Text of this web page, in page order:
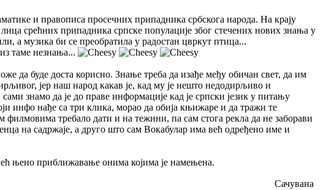
и правописа просечних припадника србскога народа. На крају
срећних припадника српске популације због стечених нових знања у
а музика би се преобратила у радостан цвркут птица...
таме незнања...
да буде доста корисно. Знање треба да изађе међу обичан свет, да им
јер наш народ какав је, кад му је нешто недодирљиво и
знамо да је до праве информације кад је српски језик у питању
инфо нађе са три клика, морао да обија књижаре и да тражи те
требало дати и на тежини, па сам стога рекла да не заборави
на садржаје, а друго што сам Вокабулар има већ одређено име и
њено приближавање онима којима је намењена.
Сачувана